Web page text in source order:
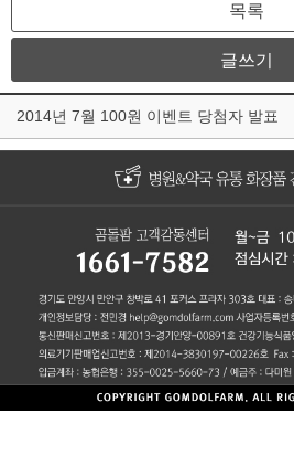
목록
글쓰기
2014년 7월 100원 이벤트 당첨자 발표